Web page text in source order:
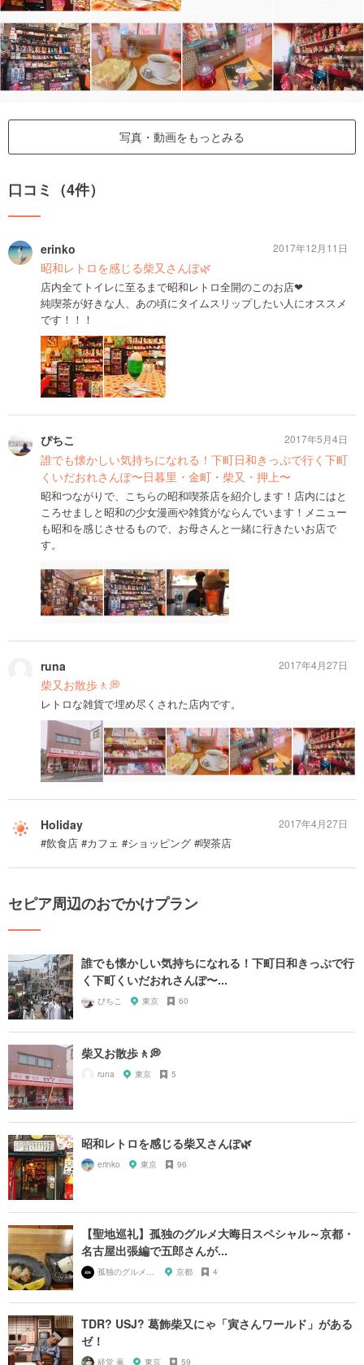
写真・動画をもっとみる
口コミ（4件）
erinko
昭和レトロを感じる柴又さんぽ🌿
店内全てトイレに至るまで昭和レトロ全開のこのお店❤︎
純喫茶が好きな人、あの頃にタイムスリップしたい人にオススメ
です！！！
2017年12月11日
ぴちこ
誰でも懐かしい気持ちになれる！下町日和きっぷで行く下町
くいだおれさんぽ〜日暮里・金町・柴又・押上〜
昭和つながりで、こちらの昭和喫茶店を紹介します！店内にはと
ころせましと昭和の少女漫画や雑貨がならんでいます！メニュー
も昭和を感じさせるもので、お母さんと一緒に行きたいお店で
す。
2017年5月4日
runa
柴又お散歩🚶💭
レトロな雑貨で埋め尽くされた店内です。
2017年4月27日
Holiday
#飲食店 #カフェ #ショッピング #喫茶店
2017年4月27日
セピア周辺のおでかけプラン
誰でも懐かしい気持ちになれる！下町日和きっぷで行
く下町くいだおれさんぽ〜...
ぴちこ 東京 60
柴又お散歩🚶💭
runa 東京 5
昭和レトロを感じる柴又さんぽ🌿
erinko 東京 96
【聖地巡礼】孤独のグルメ大晦日スペシャル～京都・
名古屋出張編で五郎さんが...
孤独のグルメ大好き芸人 京都 4
TDR? USJ? 葛飾柴又にゃ「寅さんワールド」がある
ゼ！
経堂 薫 東京 59